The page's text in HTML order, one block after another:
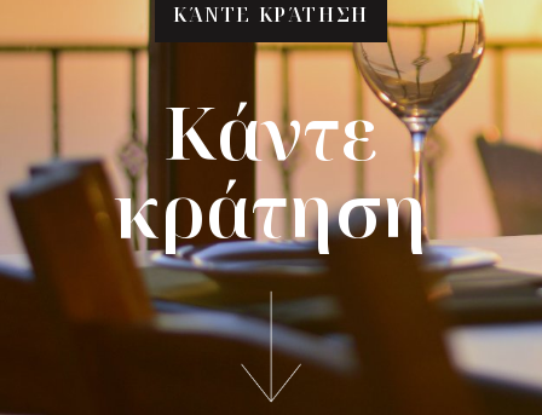
ΚΆΝΤΕ ΚΡΆΤΗΣΗ
Κάντε
κράτηση